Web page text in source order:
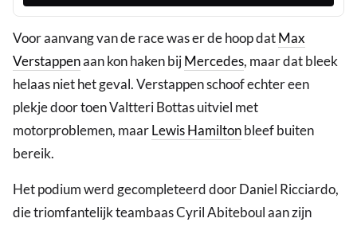
Voor aanvang van de race was er de hoop datMax
Verstappenaan kon haken bijMercedes, maar dat bleek
helaas niet het geval. Verstappen schoof echter een
plekje door toen Valtteri Bottas uitviel met
motorproblemen, maarLewis Hamiltonbleef buiten
bereik.
Het podium werd gecompleteerd door Daniel Ricciardo,
die triomfantelijk teambaas Cyril Abiteboul aan zijn